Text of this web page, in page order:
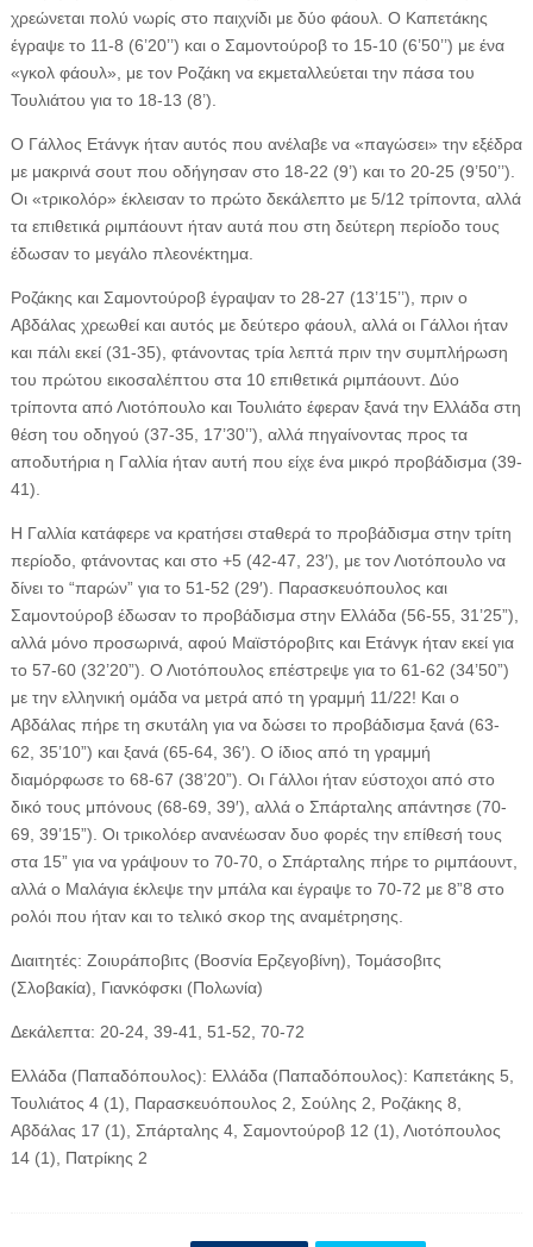
χρεώνεται πολύ νωρίς στο παιχνίδι με δύο φάουλ. Ο Καπετάκης
έγραψε το 11-8 (6’20’’) και ο Σαμοντούροβ το 15-10 (6’50’’) με ένα
«γκολ φάουλ», με τον Ροζάκη να εκμεταλλεύεται την πάσα του
Τουλιάτου για το 18-13 (8’).
Ο Γάλλος Ετάνγκ ήταν αυτός που ανέλαβε να «παγώσει» την εξέδρα
με μακρινά σουτ που οδήγησαν στο 18-22 (9’) και το 20-25 (9’50’’).
Οι «τρικολόρ» έκλεισαν το πρώτο δεκάλεπτο με 5/12 τρίποντα, αλλά
τα επιθετικά ριμπάουντ ήταν αυτά που στη δεύτερη περίοδο τους
έδωσαν το μεγάλο πλεονέκτημα.
Ροζάκης και Σαμοντούροβ έγραψαν το 28-27 (13’15’’), πριν ο
Αβδάλας χρεωθεί και αυτός με δεύτερο φάουλ, αλλά οι Γάλλοι ήταν
και πάλι εκεί (31-35), φτάνοντας τρία λεπτά πριν την συμπλήρωση
του πρώτου εικοσαλέπτου στα 10 επιθετικά ριμπάουντ. Δύο
τρίποντα από Λιοτόπουλο και Τουλιάτο έφεραν ξανά την Ελλάδα στη
θέση του οδηγού (37-35, 17’30’’), αλλά πηγαίνοντας προς τα
αποδυτήρια η Γαλλία ήταν αυτή που είχε ένα μικρό προβάδισμα (39-
41).
Η Γαλλία κατάφερε να κρατήσει σταθερά το προβάδισμα στην τρίτη
περίοδο, φτάνοντας και στο +5 (42-47, 23′), με τον Λιοτόπουλο να
δίνει το “παρών” για το 51-52 (29′). Παρασκευόπουλος και
Σαμοντούροβ έδωσαν το προβάδισμα στην Ελλάδα (56-55, 31’25”),
αλλά μόνο προσωρινά, αφού Μαϊστόροβιτς και Ετάνγκ ήταν εκεί για
το 57-60 (32’20”). Ο Λιοτόπουλος επέστρεψε για το 61-62 (34’50”)
με την ελληνική ομάδα να μετρά από τη γραμμή 11/22! Και ο
Αβδάλας πήρε τη σκυτάλη για να δώσει το προβάδισμα ξανά (63-
62, 35’10”) και ξανά (65-64, 36′). Ο ίδιος από τη γραμμή
διαμόρφωσε το 68-67 (38’20”). Οι Γάλλοι ήταν εύστοχοι από στο
δικό τους μπόνους (68-69, 39′), αλλά ο Σπάρταλης απάντησε (70-
69, 39’15”). Οι τρικολόερ ανανέωσαν δυο φορές την επίθεσή τους
στα 15” για να γράψουν το 70-70, ο Σπάρταλης πήρε το ριμπάουντ,
αλλά ο Μαλάγια έκλεψε την μπάλα και έγραψε το 70-72 με 8”8 στο
ρολόι που ήταν και το τελικό σκορ της αναμέτρησης.
Διαιτητές: Ζοιυράποβιτς (Βοσνία Ερζεγοβίνη), Τομάσοβιτς
(Σλοβακία), Γιανκόφσκι (Πολωνία)
Δεκάλεπτα: 20-24, 39-41, 51-52, 70-72
Ελλάδα (Παπαδόπουλος): Ελλάδα (Παπαδόπουλος): Καπετάκης 5,
Τουλιάτος 4 (1), Παρασκευόπουλος 2, Σούλης 2, Ροζάκης 8,
Αβδάλας 17 (1), Σπάρταλης 4, Σαμοντούροβ 12 (1), Λιοτόπουλος
14 (1), Πατρίκης 2